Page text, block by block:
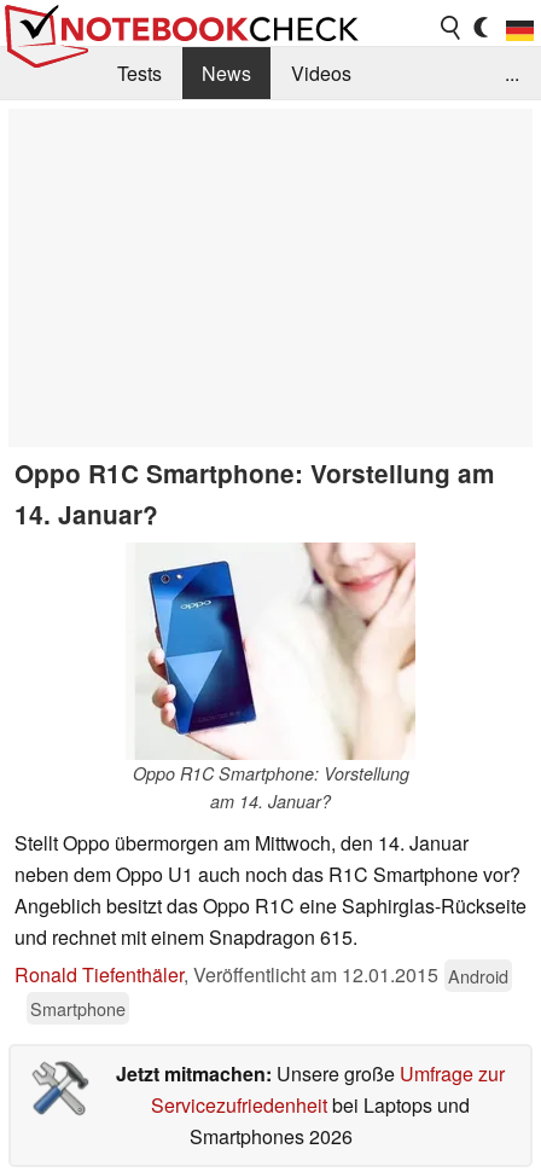
Tests News
Videos
...
Oppo R1C Smartphone: Vorstellung am
14. Januar?
Oppo R1C Smartphone: Vorstellung
am 14. Januar?
Stellt Oppo übermorgen am Mittwoch, den 14. Januar
neben dem Oppo U1 auch noch das R1C Smartphone vor?
Angeblich besitzt das Oppo R1C eine Saphirglas-Rückseite
und rechnet mit einem Snapdragon 615.
Ronald Tiefenthäler, Veröffentlicht am 12.01.2015 Android
Smartphone
Jetzt mitmachen: Unsere große Umfrage zur
Servicezufriedenheitbei Laptops und
Smartphones 2026